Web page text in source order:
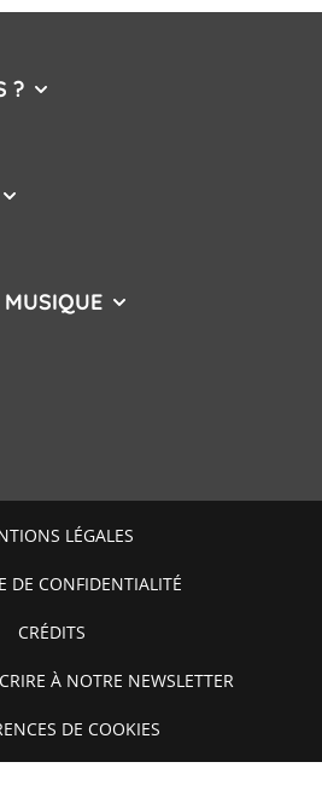
? AFFICHER/MASQUER LE MENU
MASQUER LE MENU
AFFICHER/MASQUER LE MENU
MASQUER LE MENU
AFFICHER/MASQUER
MASQUER LE MENU
LÉGALES
DE CONFIDENTIALITÉ
CRÉDITS
À NOTRE NEWSLETTER
DE COOKIES